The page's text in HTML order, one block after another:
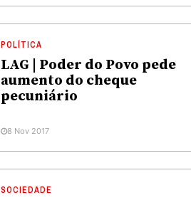
POLÍTICA
LAG | Poder do Povo pede
aumento do cheque
pecuniário
8 Nov 2017
SOCIEDADE